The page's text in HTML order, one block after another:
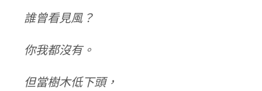
誰曾看見風？
你我都沒有。
但當樹木低下頭，